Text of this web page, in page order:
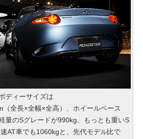
ディーサイズは
全長×全幅×全高）、ホイールベース
量のSグレードが990kg、もっとも重いS
AT車でも1060kgと、先代モデル比で